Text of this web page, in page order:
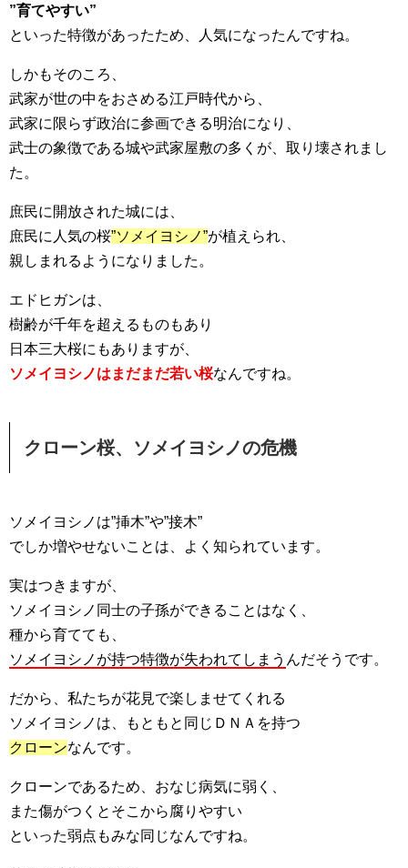
”育てやすい”
といった特徴があったため、人気になったんですね。
しかもそのころ、
武家が世の中をおさめる江戸時代から、
武家に限らず政治に参画できる明治になり、
武士の象徴である城や武家屋敷の多くが、取り壊されまし
た。
庶民に開放された城には、
庶民に人気の桜”ソメイヨシノ”が植えられ、
親しまれるようになりました。
エドヒガンは、
樹齢が千年を超えるものもあり
日本三大桜にもありますが、
ソメイヨシノはまだまだ若い桜なんですね。
クローン桜、ソメイヨシノの危機
ソメイヨシノは”挿木”や”接木”
でしか増やせないことは、よく知られています。
実はつきますが、
ソメイヨシノ同士の子孫ができることはなく、
種から育てても、
ソメイヨシノが持つ特徴が失われてしまう んだそうです。
だから、私たちが花見で楽しませてくれる
ソメイヨシノは、もともと同じＤＮＡを持つ
クローンなんです。
クローンであるため、おなじ病気に弱く、
また傷がつくとそこから腐りやすい
といった弱点もみな同じなんですね。